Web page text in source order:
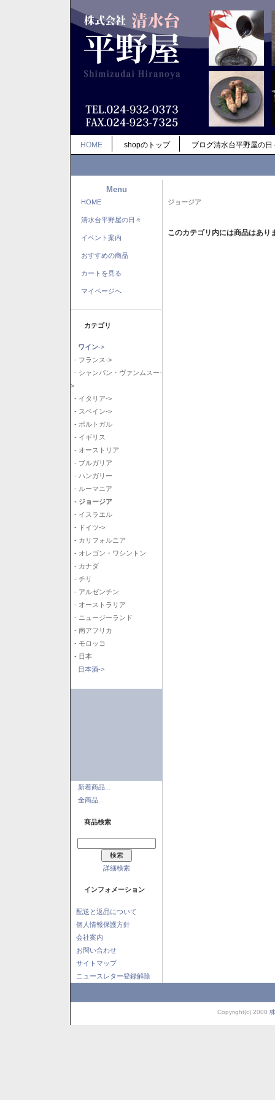
HOME shopのトップ ブログ清水台平野屋の日
Menu
HOME
清水台平野屋の日々
イベント案内
おすすめの商品
カートを見る
マイページへ
カテゴリ
ワイン->
- フランス->
- シャンパン・ヴァンムスー-
>
- イタリア->
- スペイン->
- ポルトガル
- イギリス
- オーストリア
- ブルガリア
- ハンガリー
- ルーマニア
- ジョージア
- イスラエル
- ドイツ->
- カリフォルニア
- オレゴン・ワシントン
- カナダ
- チリ
- アルゼンチン
- オーストラリア
- ニュージーランド
- 南アフリカ
- モロッコ
- 日本
日本酒->
新着商品...
全商品...
商品検索
詳細検索
インフォメーション
配送と返品について
個人情報保護方針
会社案内
お問い合わせ
サイトマップ
ニュースレター登録解除
ジョージア
このカテゴリ内には商品はあり
Copyright(c) 2008